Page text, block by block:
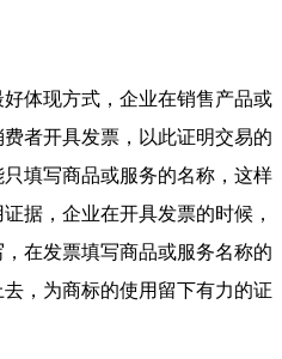
体现方式，企业在销售产品或
者开具发票，以此证明交易的
填写商品或服务的名称，这样
据，企业在开具发票的时候，
在发票填写商品或服务名称的
，为商标的使用留下有力的证